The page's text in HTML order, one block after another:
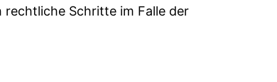
Schritte im Falle der